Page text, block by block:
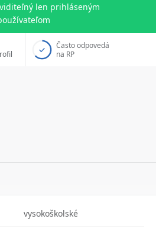
len prihláseným
Často odpovedá
na RP
vysokoškolské